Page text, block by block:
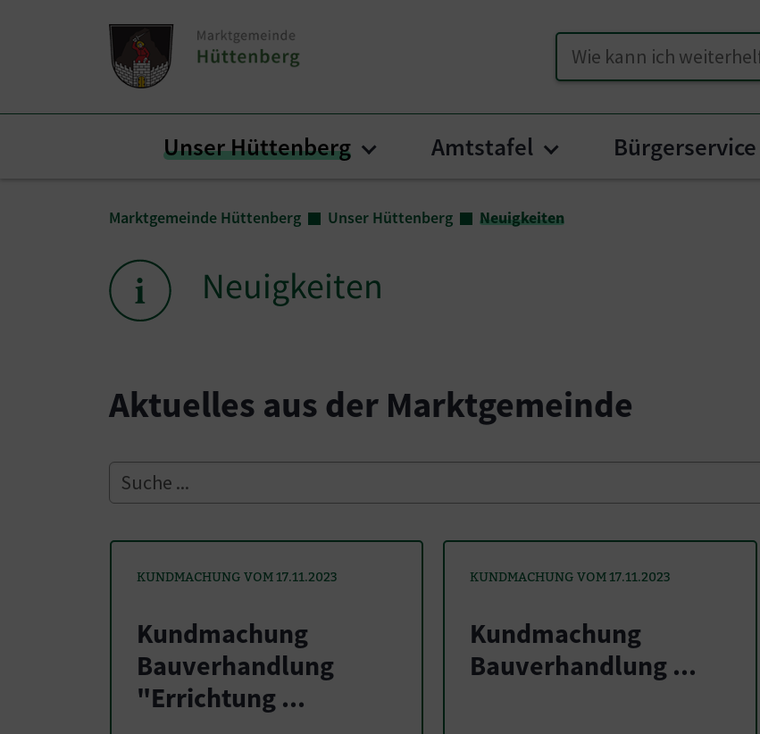
Suche
Unser Hüttenberg Submenu for "Unser Hüttenberg"
Amtstafel Submenu forBürgerservice
Marktgemeinde Hüttenberg Unser Hüttenberg Neuigkeiten
Neuigkeiten
Aktuelles aus der Marktgemeinde
KUNDMACHUNG VOM 17.11.2023
Kundmachung
Bauverhandlung
"Errichtung ...
KUNDMACHUNG VOM 17.11.2023
Kundmachung
Bauverhandlung ...